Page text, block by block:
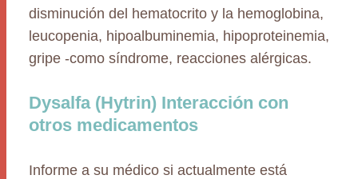
disminución del hematocrito y la hemoglobina,
leucopenia, hipoalbuminemia, hipoproteinemia,
gripe -como síndrome, reacciones alérgicas.
Dysalfa (Hytrin) Interacción con
otros medicamentos
Informe a su médico si actualmente está